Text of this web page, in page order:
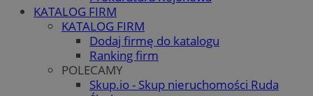
KATALOG FIRM
KATALOG FIRM
Dodaj firmę do katalogu
Ranking firm
POLECAMY
Skup.io - Skup nieruchomości Ruda